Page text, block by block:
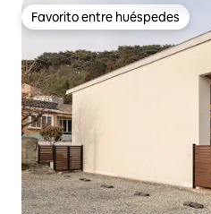
Favorito entre huéspedes
Favorito entre huéspedes